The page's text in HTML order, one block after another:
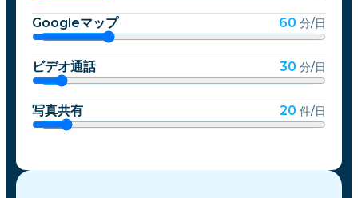
Googleマップ 60 分/日
ビデオ通話 30 分/日
写真共有 20 件/日